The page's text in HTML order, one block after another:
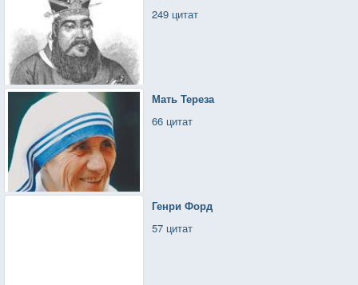
249 цитат
Мать Тереза
66 цитат
Генри Форд
57 цитат